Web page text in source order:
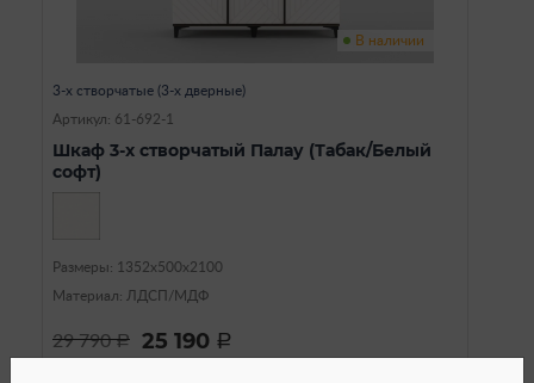
В наличии
3-х створчатые (3-х дверные)
Артикул: 61-692-1
Шкаф 3-х створчатый Палау (Табак/Белый
софт)
Размеры: 1352х500х2100
Материал: ЛДСП/МДФ
29 790a 25 190 a